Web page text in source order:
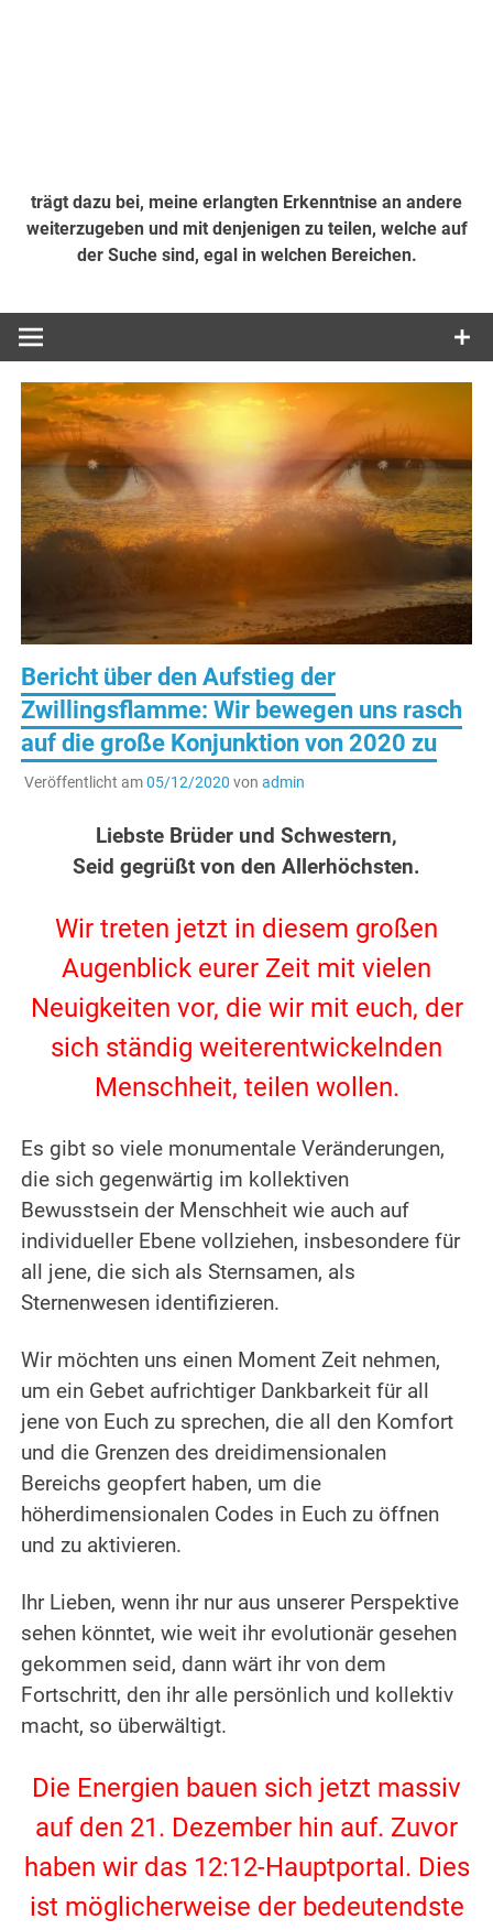
trägt dazu bei, meine erlangten Erkenntnise an andere
weiterzugeben und mit denjenigen zu teilen, welche auf
der Suche sind, egal in welchen Bereichen.
Bericht über den Aufstieg der
Zwillingsflamme: Wir bewegen uns rasch
auf die große Konjunktion von 2020 zu
Veröffentlicht am05/12/2020 von admin
Liebste Brüder und Schwestern,
Seid gegrüßt von den Allerhöchsten.
Wir treten jetzt in diesem großen
Augenblick eurer Zeit mit vielen
Neuigkeiten vor, die wir mit euch, der
sich ständig weiterentwickelnden
Menschheit, teilen wollen.
Es gibt so viele monumentale Veränderungen,
die sich gegenwärtig im kollektiven
Bewusstsein der Menschheit wie auch auf
individueller Ebene vollziehen, insbesondere für
all jene, die sich als Sternsamen, als
Sternenwesen identifizieren.
Wir möchten uns einen Moment Zeit nehmen,
um ein Gebet aufrichtiger Dankbarkeit für all
jene von Euch zu sprechen, die all den Komfort
und die Grenzen des dreidimensionalen
Bereichs geopfert haben, um die
höherdimensionalen Codes in Euch zu öffnen
und zu aktivieren.
Ihr Lieben, wenn ihr nur aus unserer Perspektive
sehen könntet, wie weit ihr evolutionär gesehen
gekommen seid, dann wärt ihr von dem
Fortschritt, den ihr alle persönlich und kollektiv
macht, so überwältigt.
Die Energien bauen sich jetzt massiv
auf den 21. Dezember hin auf. Zuvor
haben wir das 12:12-Hauptportal. Dies
ist möglicherweise der bedeutendste